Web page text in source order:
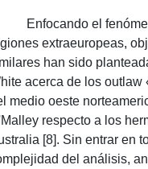
Enfocando el
extraeuropeas,
han sido
acerca de los outlaw
medio oeste
respecto a los
[8]. Sin entrar en
del análisis,